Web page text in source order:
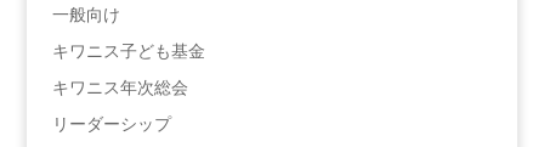
一般向け
キワニス子ども基金
キワニス年次総会
リーダーシップ